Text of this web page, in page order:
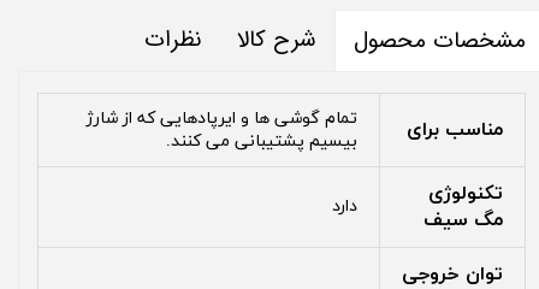
مشخصات محصول شرح کالا نظرات
مناسب برای
تمام گوشی ها و ایرپادهایی که از شارژ
بیسیم پشتیبانی می کنند.
تکنولوژی
مگ سیف
دارد
توان خروجی